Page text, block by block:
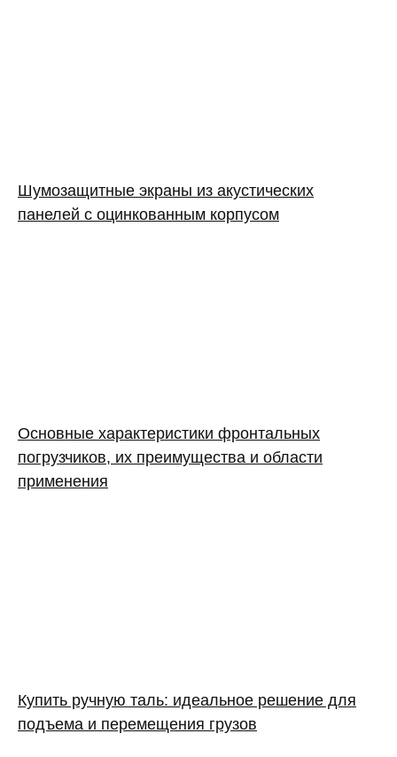
Шумозащитные экраны из акустических
панелей с оцинкованным корпусом
Основные характеристики фронтальных
погрузчиков, их преимущества и области
применения
Купить ручную таль: идеальное решение для
подъема и перемещения грузов